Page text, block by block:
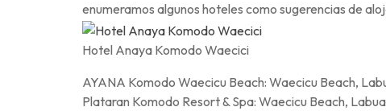
enumeramos algunos hoteles como sugerencias de
Hotel Anaya Komodo Waecici
AYANA Komodo Waecicu Beach: Waecicu Beach,
Plataran Komodo Resort & Spa: Waecicu Beach,